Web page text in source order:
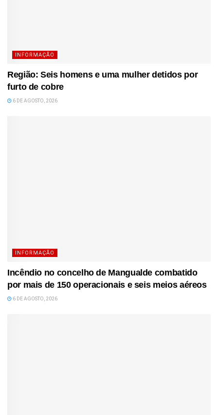
INFORMAÇÃO
Região: Seis homens e uma mulher detidos por
furto de cobre
6 DE AGOSTO, 2026
INFORMAÇÃO
Incêndio no concelho de Mangualde combatido
por mais de 150 operacionais e seis meios aéreos
6 DE AGOSTO, 2026